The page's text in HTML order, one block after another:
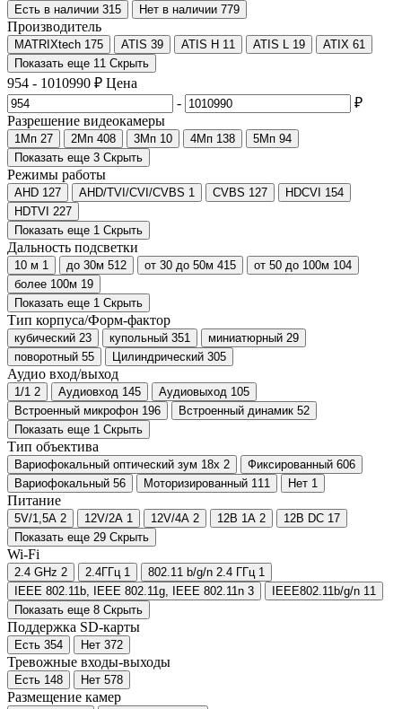
Есть в наличии 315 Нет в наличии 779
Производитель
MATRIXtech 175 ATIS 39 ATIS H 11 ATIS L 19 ATIX 61
Показать еще 11 Скрыть
954 - 1010990 ₽ Цена
-
₽
Разрешение видеокамеры
1Мп 27 2Мп 408 3Мп 10 4Мп 138 5Мп 94
Показать еще 3 Скрыть
Режимы работы
AHD 127 AHD/TVI/CVI/CVBS 1 CVBS 127 HDCVI 154
HDTVI 227
Показать еще 1 Скрыть
Дальность подсветки
10 м 1 до 30м 512 от 30 до 50м 415 от 50 до 100м 104
более 100м 19
Показать еще 1 Скрыть
Тип корпуса/Форм-фактор
кубический 23 купольный 351 миниатюрный 29
поворотный 55 Цилиндрический 305
Аудио вход/выход
1/1 2 Аудиовход 145 Аудиовыход 105
Встроенный микрофон 196 Встроенный динамик 52
Показать еще 1 Скрыть
Тип объектива
Вариофокальный оптический зум 18x 2 Фиксированный 606
Вариофокальный 56 Моторизированный 111 Нет 1
Питание
5V/1,5А 2 12V/2А 1 12V/4А 2 12В 1A 2 12В DC 17
Показать еще 29 Скрыть
Wi-Fi
2.4 GHz 2 2.4ГГц 1 802.11 b/g/n 2.4 ГГц 1
IEEE 802.11b, IEEE 802.11g, IEEE 802.11n 3 IEEE802.11b/g/n 11
Показать еще 8 Скрыть
Поддержка SD-карты
Есть 354 Нет 372
Тревожные входы-выходы
Есть 148 Нет 578
Размещение камер